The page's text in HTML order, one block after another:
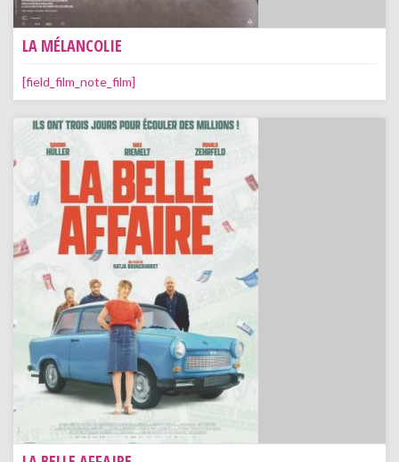
LA MÉLANCOLIE
[field_film_note_film]